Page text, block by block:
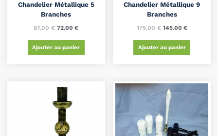
Chandelier Métallique 5
Branches
87.00€ 72.00€
Ajouter au panier
Chandelier Métallique 9
Branches
175.00€ 145.00 €
Ajouter au panier